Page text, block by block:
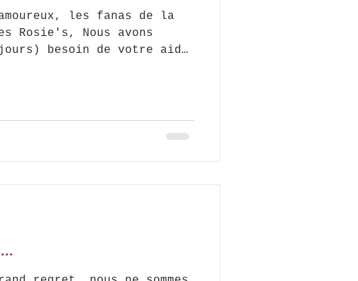
les fanas de la
Rosie's, Nous avons
besoin de votre aide